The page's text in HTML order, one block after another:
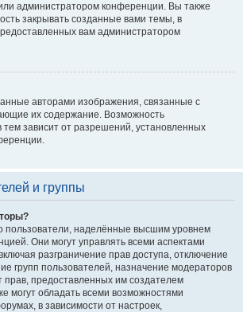
администратором конференции. Вы также
закрывать созданные вами темы, в
вам администратором
авторами изображения, связанные с
их содержание. Возможность
тем зависит от разрешений, установленных
и группы
наделённые высшим уровнем
Они могут управлять всеми аспектами
разграничение прав доступа, отключение
групп пользователей, назначение модераторов
прав, предоставленных им создателем
могут обладать всеми возможностями
в зависимости от настроек,